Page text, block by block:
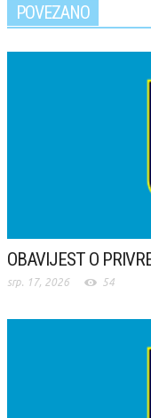
POVEZANO
OBAVIJEST O
srp. 17, 2026 54